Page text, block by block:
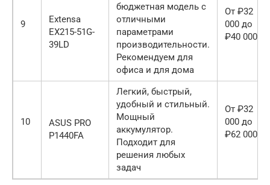
9
Extensa
EX215-51G-
39LD
бюджетная модель с
отличными
параметрами
производительности.
Рекомендуем для
офиса и для дома
От ₽32
000 до
₽40 000
10
ASUS PRO
P1440FA
Легкий, быстрый,
удобный и стильный.
Мощный
аккумулятор.
Подходит для
решения любых
задач
От ₽32
000 до
₽62 000